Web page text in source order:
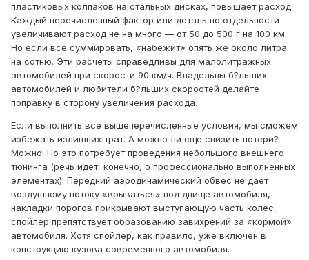
пластиковых колпаков на стальных дисках, повышает расход.
Каждый перечисленный фактор или деталь по отдельности
увеличивают расход не на много — от 50 до 500 г на 100 км.
Но если все суммировать, «набежит» опять же около литра
на сотню. Эти расчеты справедливы для малолитражных
автомобилей при скорости 90 км/ч. Владельцы б?льших
автомобилей и любители б?льших скоростей делайте
поправку в сторону увеличения расхода.
Если выполнить все вышеперечисленные условия, мы сможем
избежать излишних трат. А можно ли еще снизить потери?
Можно! Но это потребует проведения небольшого внешнего
тюнинга (речь идет, конечно, о профессионально выполненных
элементах). Передний аэродинамический обвес не дает
воздушному потоку «врываться» под днище автомобиля,
накладки порогов прикрывают выступающую часть колес,
спойлер препятствует образованию завихрений за «кормой»
автомобиля. Хотя спойлер, как правило, уже включен в
конструкцию кузова современного автомобиля.